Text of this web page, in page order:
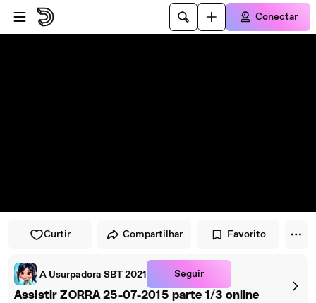
Pular para o player
Ir para o conteúdo principal
Conectar
Curtir Compartilhar Favorito
A Usurpadora SBT 2021 Seguir
Assistir ZORRA 25-07-2015 parte 1/3 online